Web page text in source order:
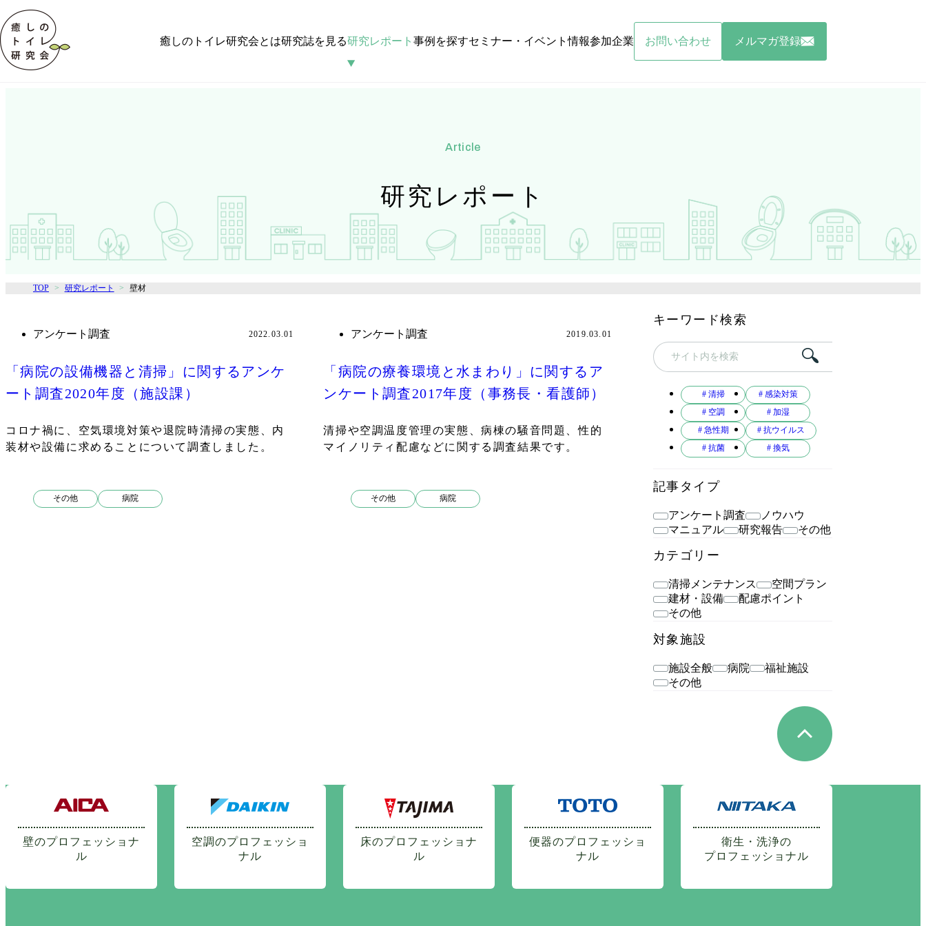
癒しのトイレ研究会とは研究誌を見る研究レポート 事例を探すセミナー・イベント情報参加企業 お問い合わせ メルマガ登録
研究レポート
article
TOP 研究レポート 壁材
「病院の設備機器と清掃」に関するアンケ
ート調査2020年度（施設課）
アンケート調査 2022.03.01
コロナ禍に、空気環境対策や退院時清掃の実態、内
装材や設備に求めることについて調査しました。
その他 病院
「病院の療養環境と水まわり」に関するア
ンケート調査2017年度（事務長・看護師）
アンケート調査 2019.03.01
清掃や空調温度管理の実態、病棟の騒音問題、性的
マイノリティ配慮などに関する調査結果です。
その他 病院
キーワード検索
# 清掃
# 感染対策
# 空調
# 加湿
# 急性期
# 抗ウイルス
# 抗菌
# 換気
記事タイプ
アンケート調査
ノウハウ
マニュアル
研究報告 その他
カテゴリー
清掃メンテナンス
空間プラン
建材・設備
配慮ポイント
その他
対象施設
施設全般 病院
福祉施設
その他
壁のプロフェッショナ
ル
空調のプロフェッショ
ナル
床のプロフェッショナ
ル
便器のプロフェッショ
ナル
衛生・洗浄の
プロフェッショナル